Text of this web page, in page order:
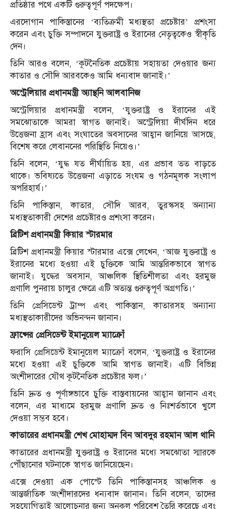
প্রতিষ্ঠার পথে একটি গুরুত্বপূর্ণ পদক্ষেপ।
এরদোগান পাকিস্তানের ‘ব্যতিক্রমী মধ্যস্থতা প্রচেষ্টার’ প্রশংসা
করেন এবং চুক্তি সম্পাদনে যুক্তরাষ্ট্র ও ইরানের নেতৃত্বকেও স্বীকৃতি
দেন।
তিনি আরও বলেন, ‘কূটনৈতিক প্রচেষ্টায় সহায়তা দেওয়ার জন্য
কাতার ও সৌদি আরবকেও আমি ধন্যবাদ জানাই।’
অস্ট্রেলিয়ার প্রধানমন্ত্রী অ্যান্থনি আলবানিজ
অস্ট্রেলিয়ার প্রধানমন্ত্রী বলেন, ‘যুক্তরাষ্ট্র ও ইরানের এই
সমঝোতাকে আমরা স্বাগত জানাই। অস্ট্রেলিয়া দীর্ঘদিন ধরে
উত্তেজনা হ্রাস এবং সংঘাতের অবসানের আহ্বান জানিয়ে আসছে,
বিশেষ করে লেবাননের পরিস্থিতি নিয়েও।’
তিনি বলেন, ‘যুদ্ধ যত দীর্ঘায়িত হয়, এর প্রভাব তত বাড়তে
থাকে। ভবিষ্যতে উত্তেজনা এড়াতে সংযম ও গঠনমূলক সংলাপ
অপরিহার্য।’
তিনি পাকিস্তান, কাতার, সৌদি আরব, তুরস্কসহ অন্যান্য
মধ্যস্থতাকারী দেশের প্রচেষ্টারও প্রশংসা করেন।
ব্রিটিশ প্রধানমন্ত্রী কিয়ার স্টারমার
ব্রিটিশ প্রধানমন্ত্রী কিয়ার স্টারমার এক্সে লেখেন, ‘আজ যুক্তরাষ্ট্র ও
ইরানের মধ্যে হওয়া এই চুক্তিকে আমি আন্তরিকভাবে স্বাগত
জানাই। যুদ্ধের অবসান, আঞ্চলিক স্থিতিশীলতা এবং হরমুজ
প্রণালি পুনরায় চালুর ক্ষেত্রে এটি অত্যন্ত গুরুত্বপূর্ণ অগ্রগতি।’
তিনি প্রেসিডেন্ট ট্রাম্প এবং পাকিস্তান, কাতারসহ অন্যান্য
মধ্যস্থতাকারীদের অভিনন্দন জানান।
ফ্রান্সের প্রেসিডেন্ট ইমানুয়েল ম্যাক্রোঁ
ফরাসি প্রেসিডেন্ট ইমানুয়েল ম্যাক্রোঁ বলেন, ‘যুক্তরাষ্ট্র ও ইরানের
মধ্যে হওয়া এই চুক্তিকে আমি স্বাগত জানাই। এটি বিভিন্ন
অংশীদারের যৌথ কূটনৈতিক প্রচেষ্টার ফল।’
তিনি দ্রুত ও পূর্ণাঙ্গভাবে চুক্তি বাস্তবায়নের আহ্বান জানান এবং
বলেন, এর মাধ্যমে হরমুজ প্রণালি দ্রুত ও নিঃশর্তভাবে খুলে
দেওয়া সম্ভব হবে।
কাতারের প্রধানমন্ত্রী শেখ মোহাম্মদ বিন আবদুর রহমান আল থানি
কাতারের প্রধানমন্ত্রী যুক্তরাষ্ট্র ও ইরানের মধ্যে সমঝোতা স্মারকে
পৌঁছানোর ঘটনাকে স্বাগত জানিয়েছেন।
এক্সে দেওয়া এক পোস্টে তিনি পাকিস্তানসহ আঞ্চলিক ও
আন্তর্জাতিক অংশীদারদের ধন্যবাদ জানান। তিনি বলেন, তাদের
সহযোগিতাই আলোচনার জন্য অনুকূল পরিবেশ তৈরি করেছে এবং